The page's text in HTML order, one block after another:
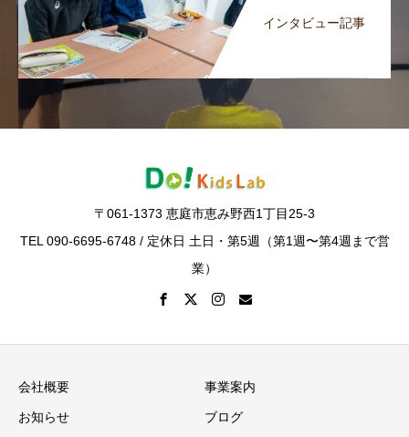
インタビュー記事
〒061-1373 恵庭市恵み野西1丁目25-3
TEL 090-6695-6748 / 定休日 土日・第5週（第1週〜第4週まで営
業）
会社概要 事業案内
お知らせ ブログ